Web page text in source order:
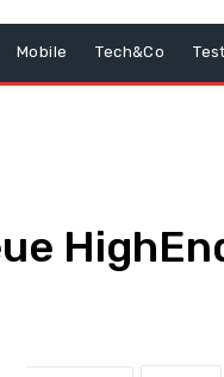
Mobile Tech&Co